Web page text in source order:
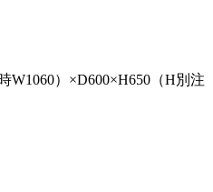
）×D600×H650（H別注